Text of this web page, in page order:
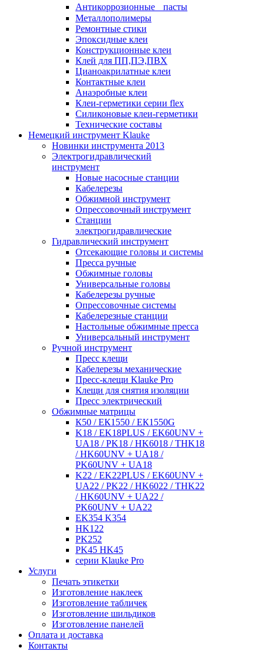
Антикоррозионные пасты
Металлополимеры
Ремонтные стики
Эпоксидные клеи
Конструкционные клеи
Клей для ПП,ПЭ,ПВХ
Цианоакрилатные клеи
Контактные клеи
Анаэробные клеи
Клеи-герметики серии flex
Силиконовые клеи-герметики
Технические составы
Немецкий инструмент Klauke
Новинки инструмента 2013
Электрогидравлический
инструмент
Новые насосные станции
Кабелерезы
Обжимной инструмент
Опрессовочный инструмент
Станции
электрогидравлические
Гидравлический инструмент
Отсекающие головы и системы
Пресса ручные
Обжимные головы
Универсальные головы
Кабелерезы ручные
Опрессовочные системы
Кабелерезные станции
Настольные обжимные пресса
Универсальный инструмент
Ручной инструмент
Пресс клещи
Кабелерезы механические
Пресс-клещи Klauke Pro
Клещи для снятия изоляции
Пресс электрический
Обжимные матрицы
К50 / ЕК1550 / ЕК1550G
K18 / EK18PLUS / EK60UNV +
UA18 / PK18 / HK6018 / THK18
/ HK60UNV + UA18 /
PK60UNV + UA18
K22 / EK22PLUS / EK60UNV +
UA22 / PK22 / HK6022 / THK22
/ HK60UNV + UA22 /
PK60UNV + UA22
EK354 K354
HK122
PK252
PK45 HK45
серии Klauke Pro
Услуги
Печать этикетки
Изготовление наклеек
Изготовление табличек
Изготовление шильдиков
Изготовление панелей
Оплата и доставка
Контакты